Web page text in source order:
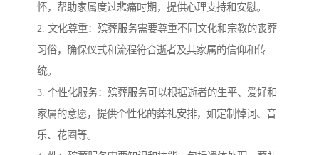
怀，帮助家属度过悲痛时期，提供心理支持和安慰。
2. 文化尊重：殡葬服务需要尊重不同文化和宗教的丧葬
习俗，确保仪式和流程符合逝者及其家属的信仰和传
统。
3. 个性化服务：殡葬服务可以根据逝者的生平、爱好和
家属的意愿，提供个性化的葬礼安排，如定制悼词、音
乐、花圈等。